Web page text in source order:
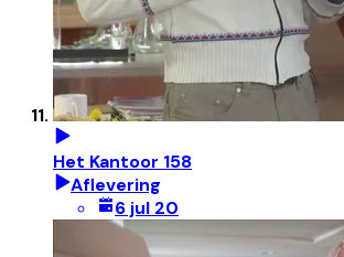
Het Kantoor 158
Aflevering
6 jul 20